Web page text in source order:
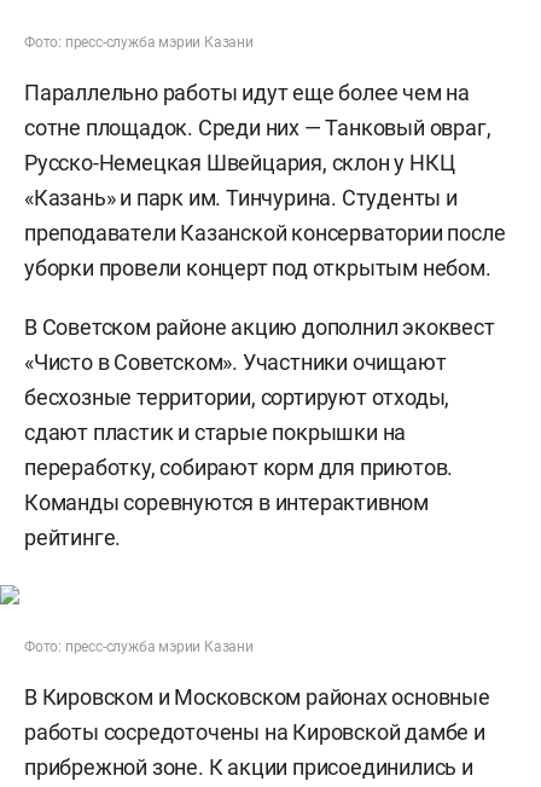
Фото: пресс-служба мэрии Казани
Параллельно работы идут еще более чем на
сотне площадок. Среди них — Танковый овраг,
Русско-Немецкая Швейцария, склон у НКЦ
«Казань» и парк им. Тинчурина. Студенты и
преподаватели Казанской консерватории после
уборки провели концерт под открытым небом.
В Советском районе акцию дополнил экоквест
«Чисто в Советском». Участники очищают
бесхозные территории, сортируют отходы,
сдают пластик и старые покрышки на
переработку, собирают корм для приютов.
Команды соревнуются в интерактивном
рейтинге.
Фото: пресс-служба мэрии Казани
В Кировском и Московском районах основные
работы сосредоточены на Кировской дамбе и
прибрежной зоне. К акции присоединились и